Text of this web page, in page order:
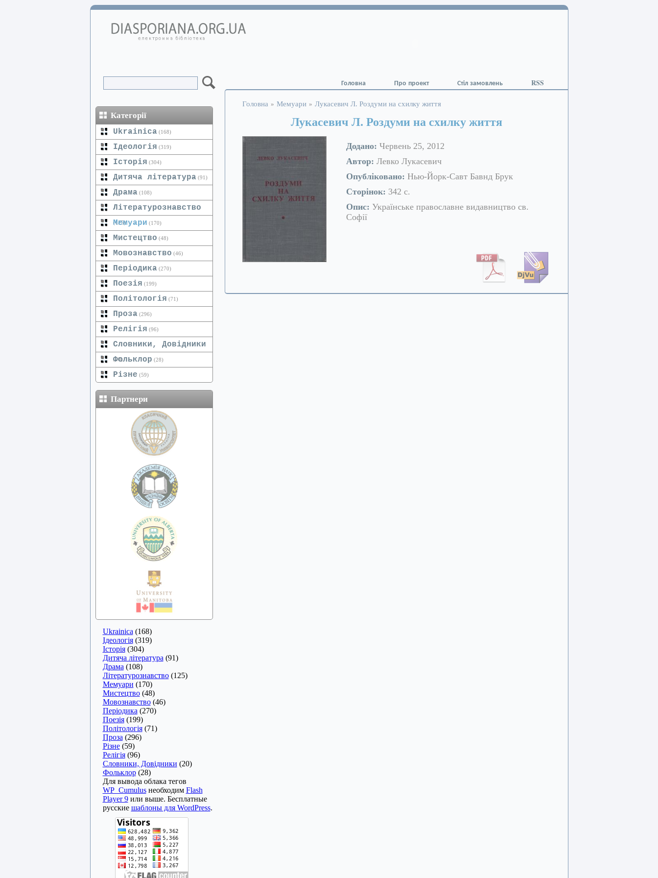
Головна Про проект Стіл замовлень RSS
Категорії
Ukrainica (168)
Ідеологія (319)
Історія (304)
Дитяча література (91)
Драма (108)
Літературознавство
(125)
Мемуари (170)
Мистецтво (48)
Мовознавство (46)
Періодика (270)
Поезія (199)
Політологія (71)
Проза (296)
Релігія (96)
Словники, Довідники
(20)
Фольклор (28)
Різне (59)
Партнери
Ukrainica (168)
Ідеологія(319)
Історія(304)
Дитяча література (91)
Драма (108)
Літературознавство(125)
Мемуари (170)
Мистецтво(48)
Мовознавство(46)
Періодика (270)
Поезія(199)
Політологія(71)
Проза (296)
Різне(59)
Релігія(96)
Словники, Довідники (20)
Фольклор(28)
Для вывода облака тегов
WP_Cumulusнеобходим Flash
Player 9или выше. Бесплатные
русские шаблоны для WordPress.
Головна » Мемуари » Лукасевич Л. Роздуми на схилку життя
Лукасевич Л. Роздуми на схилку життя
Додано: Червень 25, 2012
Автор: Левко Лукасевич
Опубліковано: Нью-Йорк-Савт Бавнд Брук
Сторінок: 342 с.
Опис: Українське православне видавництво св.
Софії